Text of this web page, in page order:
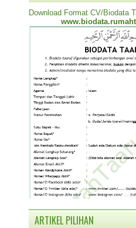
Download Format CV/Biodata
ARTIKEL PILIHAN